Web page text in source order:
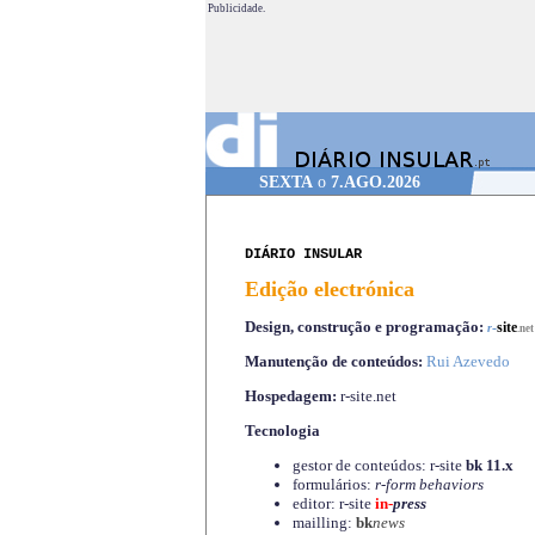
Publicidade.
SEXTAo 7.AGO.2026
DIÁRIO INSULAR
Edição electrónica
Design, construção e programação: r-site.net
Manutenção de conteúdos: Rui Azevedo
Hospedagem: r-site.net
Tecnologia
gestor de conteúdos: r-site bk 11.x
formulários: r-form behaviors
editor: r-site in-press
mailling: bknews